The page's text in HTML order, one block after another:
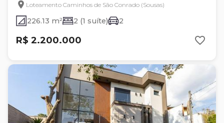
Loteamento Caminhos de São Conrado (Sousas)
226.13 m² 2 (1 suíte) 2
R$ 2.200.000